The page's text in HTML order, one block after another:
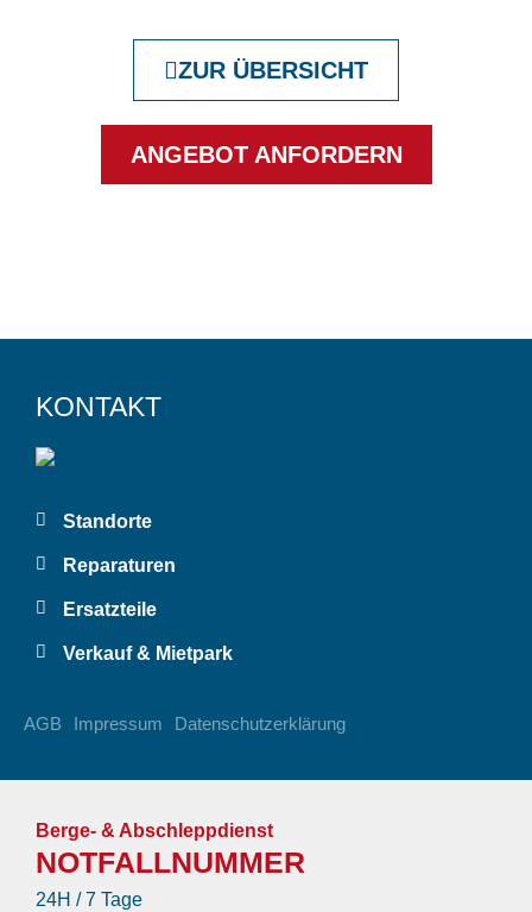
ZUR ÜBERSICHT
ANGEBOT ANFORDERN
KONTAKT
Standorte
Reparaturen
Ersatzteile
Verkauf & Mietpark
AGB Impressum Datenschutzerklärung
Berge- & Abschleppdienst
NOTFALLNUMMER
24H / 7 Tage